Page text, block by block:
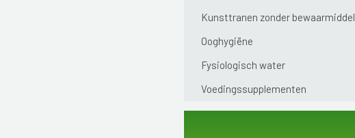
Kunsttranen zonder bewaarmiddel
Ooghygiëne
Fysiologisch water
Voedingssupplementen